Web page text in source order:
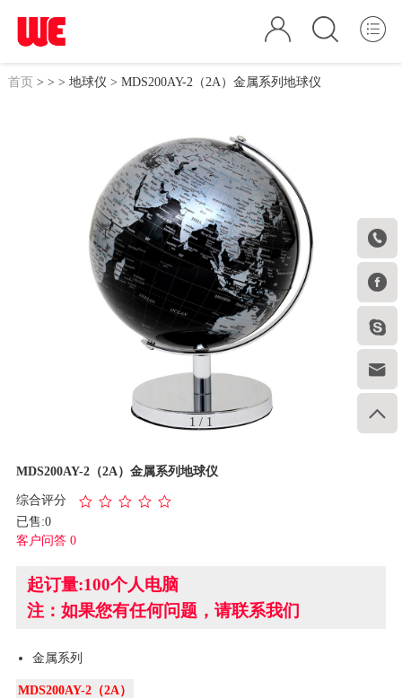





首页> > > 地球仪 > MDS200AY-2（2A）金属系列地球仪
1 / 1
MDS200AY-2（2A）金属系列地球仪
综合评分
已售:0
客户问答 0
起订量:100个人电脑
注：如果您有任何问题，请联系我们
金属系列
MDS200AY-2（2A）